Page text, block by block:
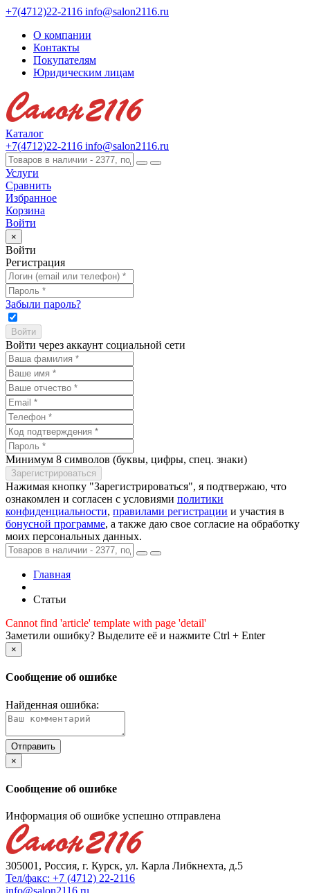
+7(4712)22-2116 info@salon2116.ru
О компании
Контакты
Покупателям
Юридическим лицам
Каталог
+7(4712)22-2116 info@salon2116.ru
Услуги
Сравнить
Избранное
Корзина
Войти
×
Войти
Регистрация
Забыли пароль?
Войти через аккаунт социальной сети
Минимум 8 символов (буквы, цифры, спец. знаки)
Нажимая кнопку "Зарегистрироваться", я подтвержаю, что
ознакомлен и согласен с условиями политики
конфиденциальности, правилами регистрации и участия в
бонусной программе, а также даю свое согласие на обработку
моих персональных данных.
Главная
Статьи
Cannot find 'article' template with page 'detail'
Заметили ошибку? Выделите её и нажмите Ctrl + Enter
×
Сообщение об ошибке
Найденная ошибка:
×
Сообщение об ошибке
Информация об ошибке успешно отправлена
305001, Россия, г. Курск, ул. Карла Либкнехта, д.5
Тел/факс: +7 (4712) 22-2116
info@salon2116.ru